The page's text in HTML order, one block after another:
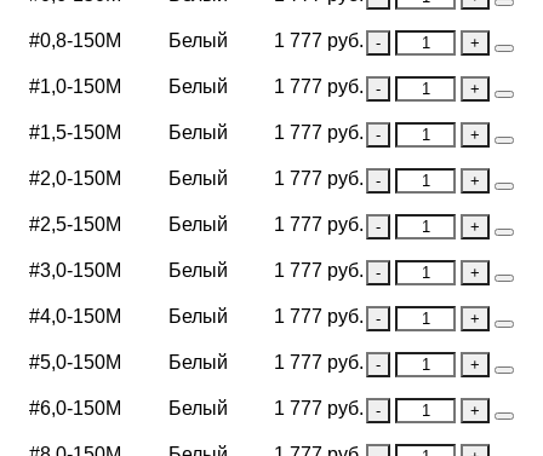
#0,8-150М Белый 1 777 руб.
#1,0-150М Белый 1 777 руб.
#1,5-150М Белый 1 777 руб.
#2,0-150М Белый 1 777 руб.
#2,5-150М Белый 1 777 руб.
#3,0-150М Белый 1 777 руб.
#4,0-150М Белый 1 777 руб.
#5,0-150М Белый 1 777 руб.
#6,0-150М Белый 1 777 руб.